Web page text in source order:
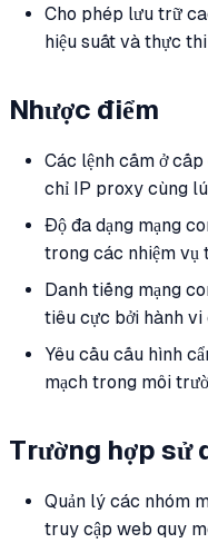
Cho phép lưu trữ
hiệu suất và thực
Nhược điểm
Các lệnh cấm ở
chỉ IP proxy cùng
Độ đa dạng mạng
trong các nhiệm vụ
Danh tiếng mạng
tiêu cực bởi hành vi
Yêu cầu cấu hình
mạch trong môi
Trường hợp sử
Quản lý các nhóm
truy cập web quy